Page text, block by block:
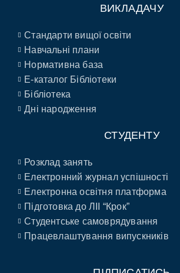
ВИКЛАДАЧУ
Стандарти вищої освіти
Навчальні плани
Нормативна база
E-каталог Бібліотеки
Бібліотека
Дні народження
СТУДЕНТУ
Розклад занять
Електронний журнал успішності
Електронна освітня платформа
Підготовка до ЛІІ “Крок”
Студентське самоврядування
Працевлаштування випускників